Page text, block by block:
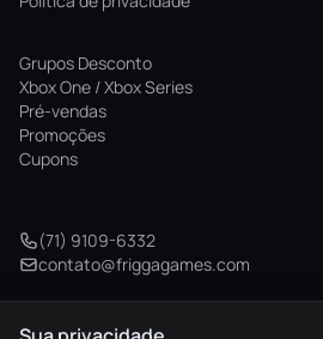
Grupos Desconto
Xbox One / Xbox Series
Pré-vendas
Promoções
Cupons
(71) 9109-6332
contato@friggagames.com